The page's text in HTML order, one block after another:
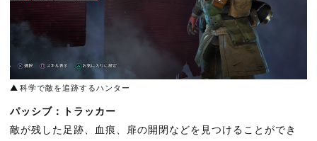
科学で敵を追跡するハンター
パッシブ：トラッカー
敵が残した足跡、血痕、扉の開閉などを見つけることができ